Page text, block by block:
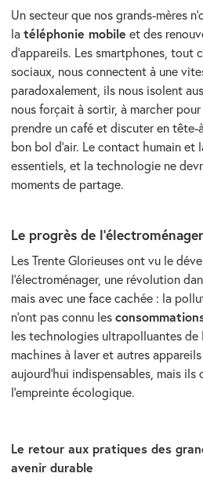
Un secteur que nos grands-mères
la téléphonie mobile et des
d’appareils. Les smartphones, tout
sociaux, nous connectent à une
paradoxalement, ils nous isolent
nous forçait à sortir, à marcher
prendre un café et discuter en
bon bol d’air. Le contact humain et
essentiels, et la technologie ne
moments de partage.
Le progrès de
Les Trente Glorieuses ont vu le
l’électroménager, une révolution
mais avec une face cachée : la
n’ont pas connu les
les technologies ultrapolluantes de
machines à laver et autres
aujourd’hui indispensables, mais
l’empreinte écologique.
Le retour aux pratiques des
avenir durable